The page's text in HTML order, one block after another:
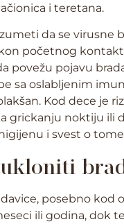
i teretana.
da se
početnog
povežu pojavu
sa oslabljenim
Kod dece je
grickanju noktiju ili
i svest o
posebno
ili godina, dok